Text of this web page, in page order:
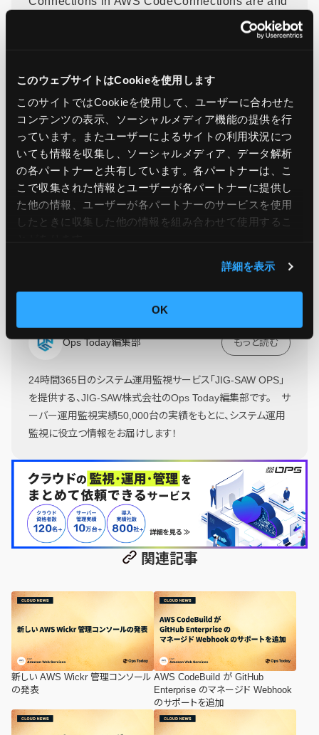
このウェブサイトはCookieを使用します
このサイトではCookieを使用して、ユーザーに合わせた
コンテンツの表示、ソーシャルメディア機能の提供を行
っています。またユーザーによるサイトの利用状況につ
いても情報を収集し、ソーシャルメディア、データ解析
の各パートナーと共有しています。各パートナーは、こ
こで収集された情報とユーザーが各パートナーに提供し
た他の情報、ユーザーが各パートナーのサービスを使用
したときに収集した他の情報を組み合わせて使用​​するこ
詳細を表示
OK
documentation.
引用元：Sharing of Connections is now available in
AWS CodeConnections
この記事をシェア
Ops Today編集部 もっと読む
24時間365日のシステム運用監視サービス「JIG-SAW OPS」
を提供する、JIG-SAW株式会社のOps Today編集部です。 サ
ーバー運用監視実績50,000台の実績をもとに、システム運用
監視に役立つ情報をお届けします！
関連記事
新しい AWS Wickr 管理コンソール
の発表
AWS CodeBuild が GitHub
Enterprise のマネージド Webhook
のサポートを追加